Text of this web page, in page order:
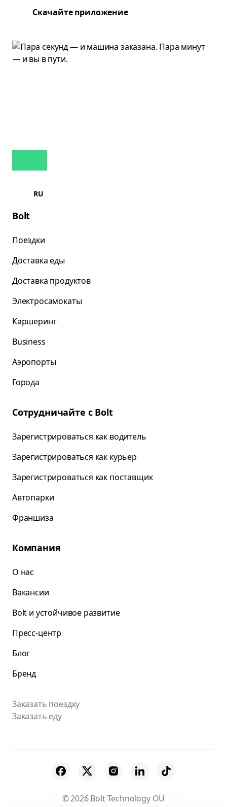
Скачайте приложение
RU
Bolt
Поездки
Доставка еды
Доставка продуктов
Электросамокаты
Каршеринг
Business
Аэропорты
Города
Сотрудничайте с Bolt
Зарегистрироваться как водитель
Зарегистрироваться как курьер
Зарегистрироваться как поставщик
Автопарки
Франшиза
Компания
О нас
Вакансии
Bolt и устойчивое развитие
Пресс-центр
Блог
Бренд
Заказать поездку
Заказать еду
© 2026 Bolt Technology OÜ